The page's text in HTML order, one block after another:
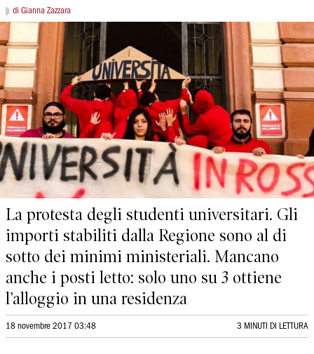
di Gianna Zazzara
La protesta degli studenti universitari. Gli
importi stabiliti dalla Regione sono al di
sotto dei minimi ministeriali. Mancano
anche i posti letto: solo uno su 3 ottiene
l’alloggio in una residenza
18 novembre 2017 03:48 3 MINUTI DI LETTURA